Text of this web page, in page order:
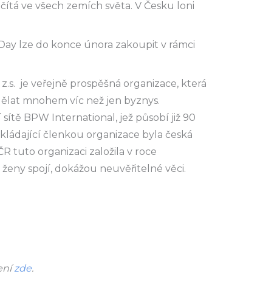
ve všech zemích světa. V Česku loni
lze do konce února zakoupit v rámci
z.s. je veřejně prospěšná organizace, která
mnohem víc než jen byznys.
BPW International, jež působí již 90
členkou organizace byla česká
tuto organizaci založila v roce
ženy spojí, dokážou neuvěřitelné věci.
zde.